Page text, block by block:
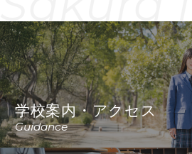
学校案内・アクセス
Guidance